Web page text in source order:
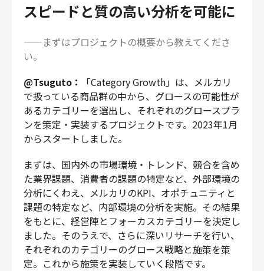
スピードと質の高い分析を可能に
——まずはプロジェクトの概要から教えてくださ
い。
@Tsuguto：
「Category Growth」は、メルカリ
で扱っている商品群の中から、グロースの可能性が
あるカテゴリーを選出し、それぞれのグロースプラ
ンを策定・実装するプロジェクトです。2023年1月
からスタートしました。
まずは、国内外の市場環境・トレンド、競合を含め
た業界課題、消費者の課題の特定など、外部環境の
分析にくわえ、メルカリのKPI、オポチュニティと
課題の特定など、内部環境の分析を実施。その結果
をもとに、経営陣とフォーカスカテゴリーを決定し
ました。そのうえで、さらに深いリサーチを行い、
それぞれのカテゴリーのグロース戦略と施策を策
定。これから施策を実装していく段階です。